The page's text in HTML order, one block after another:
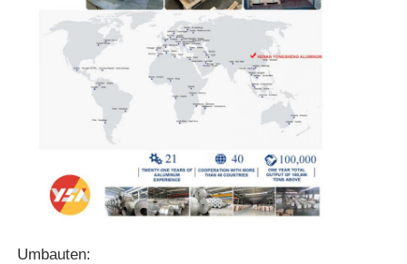
Umbauten: